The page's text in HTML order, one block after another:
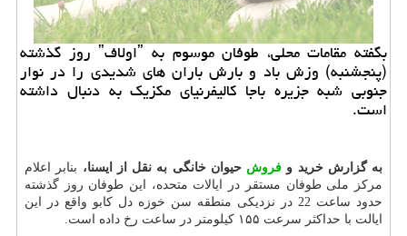
بگفته مقامات محلی، طوفان موسوم به ˮاولافˮ روز گذشته
(پنجشنبه) وزش باد و بارش باران های شدیدی را در نوار
جنوبی شبه جزیره باجا کالیفرنیای مکزیک به دنبال داشته
است.
به گزارش خرید و فروش حیوان خانگی به نقل از ایسنا، بنابر اعلام
مرکز ملی طوفان مستقر در ایالات متحده، این طوفان روز گذشته
حدود ساعت 22 در نزدیکی منطقه سن خوزه دل کابو واقع در این
ایالت با حداکثر سرعت ۱۵۵ کیلومتر در ساعت رخ داده است.